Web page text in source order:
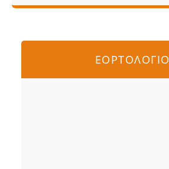
ΕΟΡΤΟΛΟΓΙΟ